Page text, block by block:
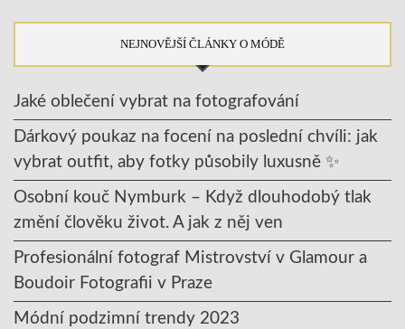
NEJNOVĚJŠÍ ČLÁNKY O MÓDĚ
Jaké oblečení vybrat na fotografování
Dárkový poukaz na focení na poslední chvíli: jak
vybrat outfit, aby fotky působily luxusně ✨
Osobní kouč Nymburk – Když dlouhodobý tlak
změní člověku život. A jak z něj ven
Profesionální fotograf Mistrovství v Glamour a
Boudoir Fotografii v Praze
Módní podzimní trendy 2023